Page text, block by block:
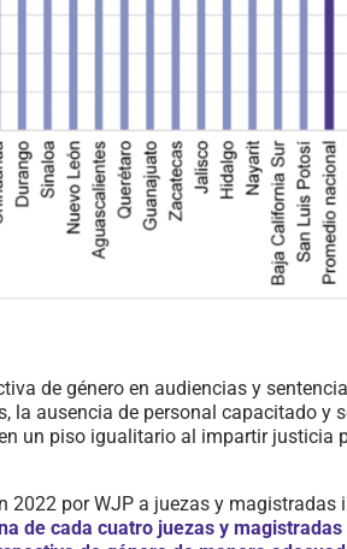
de género en audiencias y
la ausencia de personal capacitado y
un piso igualitario al impartir justicia
2022 por WJP a juezas y
de cada cuatro juezas y